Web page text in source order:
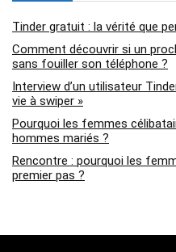
Tinder gratuit : la vérité que
Comment découvrir si un
sans fouiller son téléphone ?
Interview d’un utilisateur
vie à swiper »
Pourquoi les femmes
hommes mariés ?
Rencontre : pourquoi les
premier pas ?